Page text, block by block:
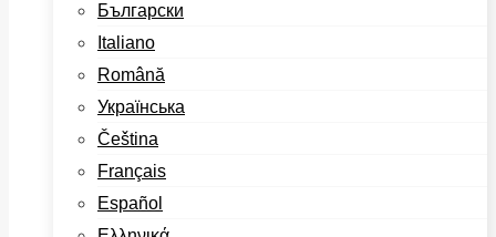
Български
Italiano
Română
Українська
Čeština
Français
Español